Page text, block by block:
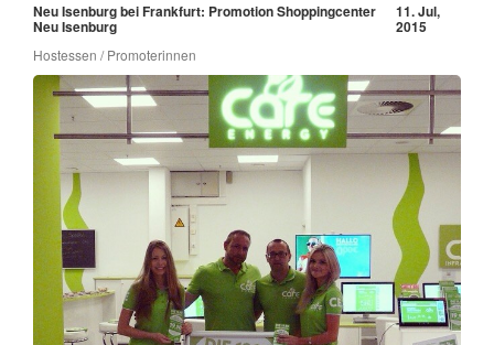
Neu Isenburg bei Frankfurt: Promotion Shoppingcenter
Neu Isenburg
11. Jul,
2015
Hostessen / Promoterinnen